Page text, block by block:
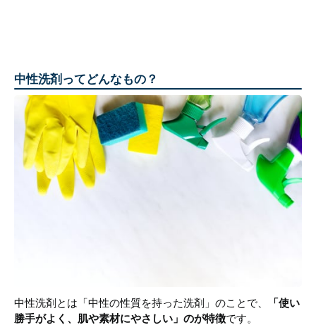
中性洗剤ってどんなもの？
中性洗剤とは「中性の性質を持った洗剤」のことで、
「使い
勝手がよく、肌や素材にやさしい」のが特徴です。